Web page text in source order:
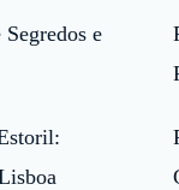
e